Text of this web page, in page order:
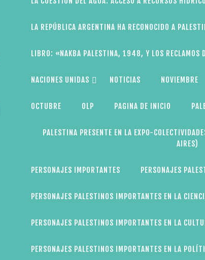
LA REPÚBLICA ARGENTINA HA RECONOCIDO A
LIBRO: «NAKBA PALESTINA, 1948, Y LOS RECLAMOS
NACIONES UNIDAS NOTICIAS NOVIEMBRE
OCTUBRE OLP PAGINA DE INICIO
PALESTINA PRESENTE EN LA EXPO-
AIRES)
PERSONAJES IMPORTANTES PERSONAJES
PERSONAJES PALESTINOS IMPORTANTES EN LA
PERSONAJES PALESTINOS IMPORTANTES EN LA
PERSONAJES PALESTINOS IMPORTANTES EN LA